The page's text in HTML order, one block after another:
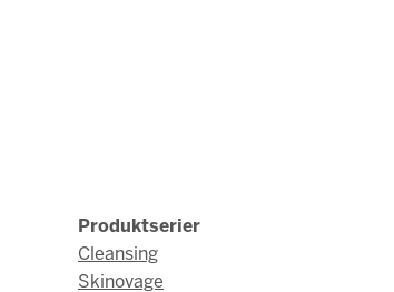
Produktserier
Cleansing
Skinovage